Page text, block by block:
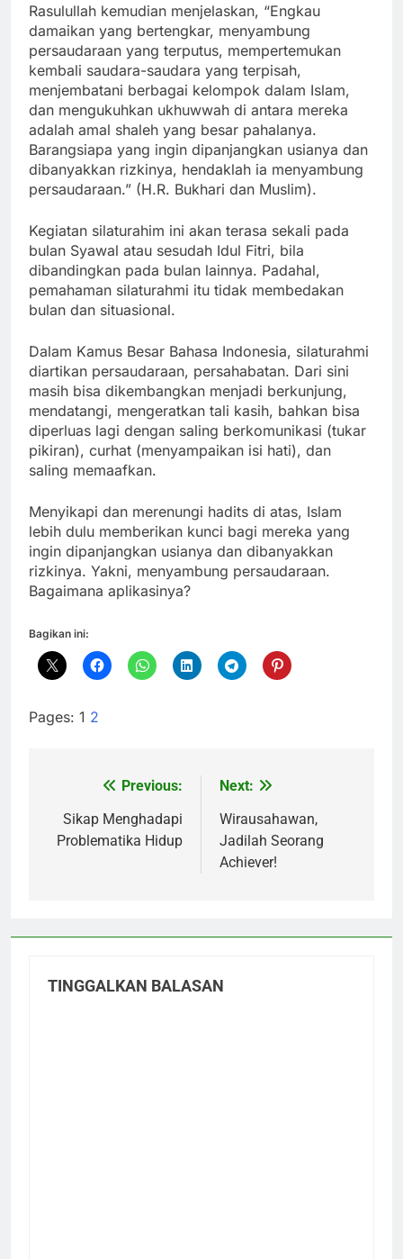
Rasulullah kemudian menjelaskan, “Engkau
damaikan yang bertengkar, menyambung
persaudaraan yang terputus, mempertemukan
kembali saudara-saudara yang terpisah,
menjembatani berbagai kelompok dalam Islam,
dan mengukuhkan ukhuwwah di antara mereka
adalah amal shaleh yang besar pahalanya.
Barangsiapa yang ingin dipanjangkan usianya dan
dibanyakkan rizkinya, hendaklah ia menyambung
persaudaraan.” (H.R. Bukhari dan Muslim).
Kegiatan silaturahim ini akan terasa sekali pada
bulan Syawal atau sesudah Idul Fitri, bila
dibandingkan pada bulan lainnya. Padahal,
pemahaman silaturahmi itu tidak membedakan
bulan dan situasional.
Dalam Kamus Besar Bahasa Indonesia, silaturahmi
diartikan persaudaraan, persahabatan. Dari sini
masih bisa dikembangkan menjadi berkunjung,
mendatangi, mengeratkan tali kasih, bahkan bisa
diperluas lagi dengan saling berkomunikasi (tukar
pikiran), curhat (menyampaikan isi hati), dan
saling memaafkan.
Menyikapi dan merenungi hadits di atas, Islam
lebih dulu memberikan kunci bagi mereka yang
ingin dipanjangkan usianya dan dibanyakkan
rizkinya. Yakni, menyambung persaudaraan.
Bagaimana aplikasinya?
Bagikan ini:
Pages: 1 2
Navigasi
pos
Previous:
Sikap Menghadapi
Problematika Hidup
Next:
Wirausahawan,
Jadilah Seorang
Achiever!
TINGGALKAN BALASAN